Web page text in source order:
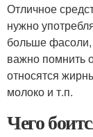
Отличное
нужно
больше фасоли,
важно помнить
относятся
молоко и т.п.
Чего